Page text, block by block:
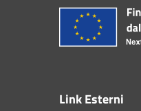
Link Esterni